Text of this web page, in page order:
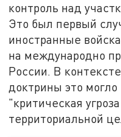
контроль над
Это был первый
иностранные
на международно
России. В
доктрины это
"критическая
территориальной